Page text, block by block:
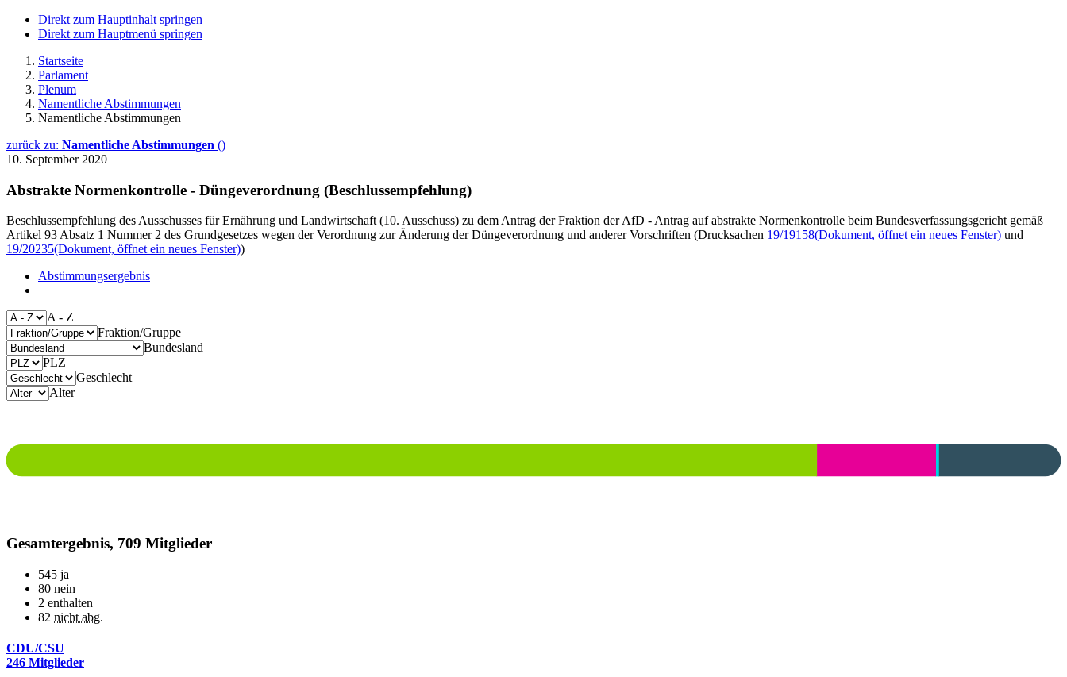
Direkt zum Hauptinhalt springen
Direkt zum Hauptmenü springen
Startseite
Parlament
Plenum
Namentliche Abstimmungen
Namentliche Abstimmungen
zurück zu: Namentliche Abstimmungen ()
10. September 2020
Abstrakte Normenkontrolle - Düngeverordnung (Beschlussempfehlung)
Beschlussempfehlung des Ausschusses für Ernährung und Landwirtschaft (10. Ausschuss) zu dem Antrag der Fraktion der AfD - Antrag auf abstrakte Normenkontrolle beim Bundesverfassungsgericht gemäß
Artikel 93 Absatz 1 Nummer 2 des Grundgesetzes wegen der Verordnung zur Änderung der Düngeverordnung und anderer Vorschriften (Drucksachen 19/19158(Dokument, öffnet ein neues Fenster) und
19/20235(Dokument, öffnet ein neues Fenster))
Abstimmungsergebnis
A - Z
Fraktion/Gruppe
Bundesland
PLZ
Geschlecht
Alter
Gesamtergebnis, 709 Mitglieder
545 ja
80 nein
2 enthalten
82 nicht abg.
CDU/CSU
246 Mitglieder